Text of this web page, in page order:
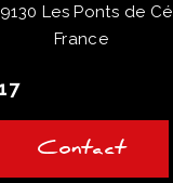
Les Ponts de Cé
France
Contact